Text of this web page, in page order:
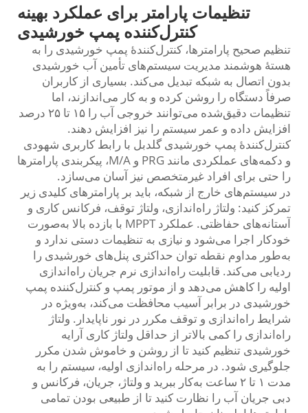
تنظیمات پارامتر برای عملکرد بهینه
کنترل‌کننده پمپ خورشیدی
تنظیم صحیح پارامترها، کنترل‌کنندهٔ پمپ خورشیدی را به
هستهٔ هوشمند مدیریت سیستم‌های تأمین آب خورشیدی
بدون اتصال به شبکه تبدیل می‌کند. بسیاری از کاربران
صرفاً دستگاه را روشن کرده و به کار می‌اندازند، اما
تنظیمات دقیق‌شده می‌توانند خروجی آب را ۱۵ تا ۲۵ درصد
افزایش داده و عمر سیستم را نیز افزایش دهند.
کنترل‌کنندهٔ پمپ خورشیدی گلدبل با رابط کاربری شهودی
و دکمه‌های عملکردی مانند PRG و M/A، پیکربندی پارامترها
را حتی برای افراد غیرمتخصص نیز آسان می‌سازد.
در سیستم‌های خارج از شبکه، باید بر پارامترهای کلیدی زیر
تمرکز کنید: ولتاژ راه‌اندازی، ولتاژ توقف، فرکانس کاری و
آستانه‌های حفاظتی. عملکرد MPPT با بازده بالا به‌صورت
خودکار اجرا می‌شود و نیازی به تنظیمات دستی ندارد و
به‌طور مداوم نقطه توان حداکثری پنل‌های خورشیدی را
ردیابی می‌کند. قابلیت راه‌اندازی نرم جریان راه‌اندازی
اولیه را کاهش می‌دهد و از موتور پمپ و کنترل‌کننده پمپ
خورشیدی در برابر آسیب محافظت می‌کند، به‌ویژه در
شرایط راه‌اندازی و توقف مکرر در نور ناپایدار. ولتاژ
راه‌اندازی را کمی بالاتر از حداقل ولتاژ کاری آرایه
خورشیدی تنظیم کنید تا از روشن و خاموش شدن مکرر
جلوگیری شود. در مرحله راه‌اندازی اولیه، سیستم را به
مدت ۱ تا ۲ ساعت به‌کار ببرید و ولتاژ، جریان، فرکانس و
دبی جریان آب را نظارت کنید تا از طبیعی بودن تمامی